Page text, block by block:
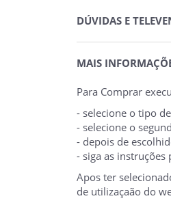
DÚVIDAS E
MAIS
Para Comprar
- selecione o tipo
- selecione o
- depois de
- siga as instruções
Apos ter
de utilizaçaão do